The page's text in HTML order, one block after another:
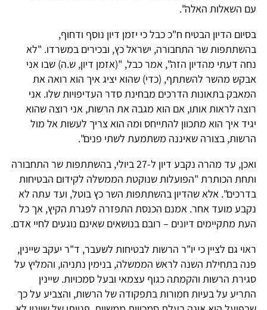
עם השאלות האלה".
בסיום הדיון הבטיח ח"כ כבל כי יזמן דיון נוסף ודחוף,
בהשתתפות שר התחבורה, ישראל כץ, ובכירים במשרדו. "לא
נחה דעתי מהדיון הזה", אמר כבל, "(אזמן דיון, ש.ה) שבו אני
אבקש מהשר להשתתף, (כדי) שהוא יציג איך הוא רואה את
המאבק בתאונות הדרכים מבחינת סדר העדיפויות שלו. אני
רוצה לראות אותו, אם הוא מגבה את הרשות, אני רוצה שהוא
יגיד איך הוא מתכוון להתייחס ומה הוא צריך לעשות אל מול
הרשות, בצורה שאיננה משתמעת לשתי פנים".
ואכן, עד מהרה נקבע דיון ל-27 ביולי, בהשתתפות שר התחבורה
ותחת הכותרת "הפועלות שנוקטת הממשלה לקידום הבטיחות
בדרכים". אלא שהדיון בהשתתפות השר כץ בוטל, ועד עתה לא
נקבע מועד אחר. אמנם הכנסת התפזרה לפגרת הקיץ, אך כל
העת מתקיימים דיונים – רובם בנושאים שאינם נוגעים לחיי אדם.
ראוי גם לציין כי יו"ר הרשות לבטיחות לשעבר, ד"ר יעקב שיינין,
פנה בתחילת השנה לראש הממשלה, בנימין נתניהו, והמליץ על
סגירת הרשות והקמתה כגוף עצמאי ובעל סמכויות. שיינין
התריע על בעיות חמורות בתפקודה של הרשות, והצביע על כך